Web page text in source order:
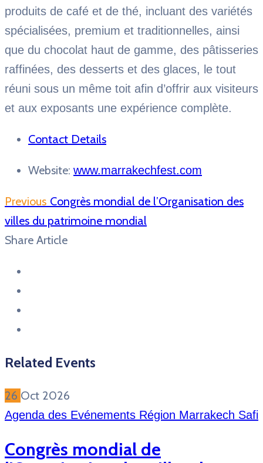
produits de café et de thé, incluant des variétés
spécialisées, premium et traditionnelles, ainsi
que du chocolat haut de gamme, des pâtisseries
raffinées, des desserts et des glaces, le tout
réuni sous un même toit afin d’offrir aux visiteurs
et aux exposants une expérience complète.
Contact Details
Website: www.marrakechfest.com
Previous Congrès mondial de l’Organisation des
villes du patrimoine mondial
Share Article
Related Events
26 Oct 2026
Agenda des Evénements Région Marrakech Safi
Congrès mondial de